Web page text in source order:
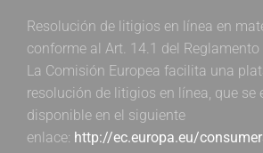
Resolución de litigios en línea en
conforme al Art. 14.1 del
La Comisión Europea facilita una
resolución de litigios en línea, que se
disponible en el siguiente
enlace: http://ec.europa.eu/